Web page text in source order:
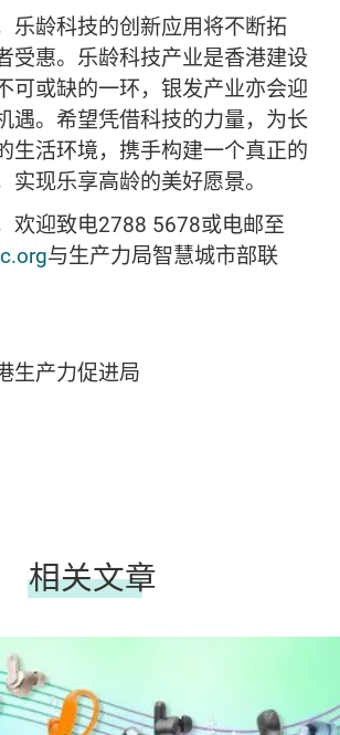
乐龄科技的创新应用将不断拓
受惠。乐龄科技产业是香港建设
可或缺的一环，银发产业亦会迎
遇。希望凭借科技的力量，为长
生活环境，携手构建一个真正的
实现乐享高龄的美好愿景。
欢迎致电2788 5678或电邮至
与生产力局智慧城市部联
生产力促进局
相关文章